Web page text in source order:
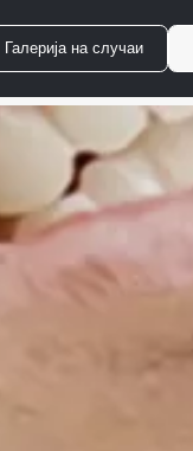
Галерија на случаи